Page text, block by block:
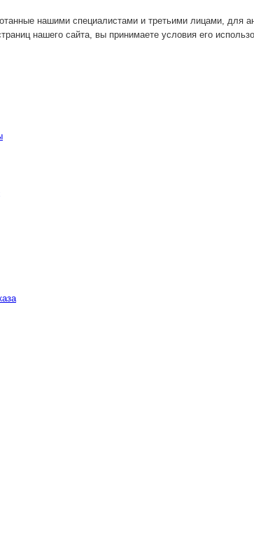
нашими специалистами и третьими лицами, для
нашего сайта, вы принимаете условия его